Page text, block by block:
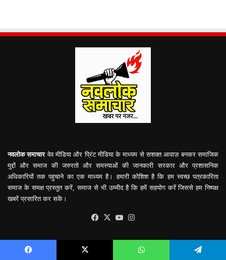
नवलोक समाचारवेव मीडिया और प्रिंट मीडिया के माध्यम से सशक्त आवाज़ बनकर समाजिक
मुद्दों और समाज की जरुरतो और समस्याओं की जानकारी सरकार और प्रशासनिक
अधिकारियों तक पहुचाने का एक माध्यम है। हमारी कोशिश है कि हम स्वच्छ पत्रकारिता
समाज के समक्ष प्रस्तुत करें, समाज से भी उम्मीद है कि हमें सहयोग करें जिससे हम निष्पक्ष
खबरें प्रसारित कर सकें।
Facebook
X YouTube
Editor In chief:
Mukesh Awasthi